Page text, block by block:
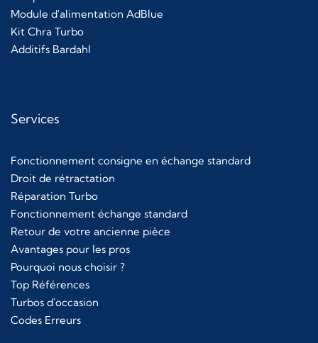
Module d'alimentation AdBlue
Kit Chra Turbo
Additifs Bardahl
Services
Fonctionnement consigne en échange standard
Droit de rétractation
Réparation Turbo
Fonctionnement échange standard
Retour de votre ancienne pièce
Avantages pour les pros
Pourquoi nous choisir ?
Top Références
Turbos d'occasion
Codes Erreurs